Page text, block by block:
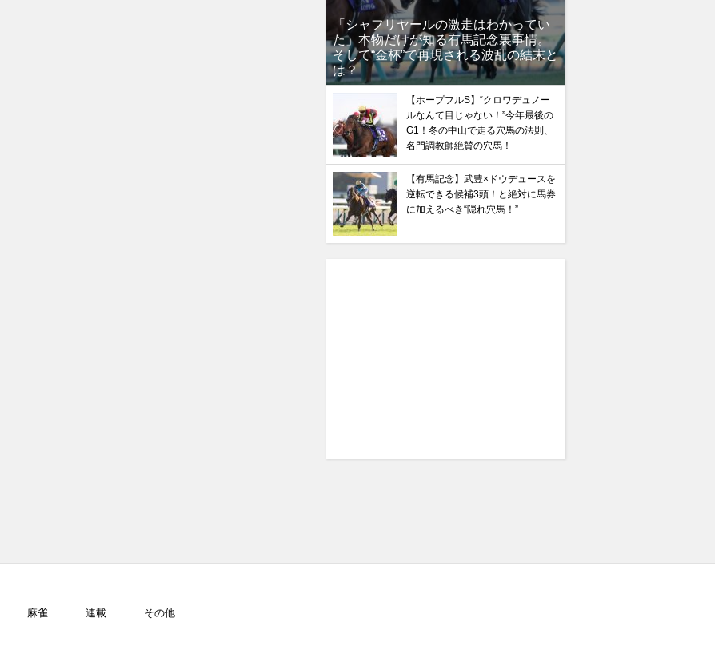
「シャフリヤールの激走はわかってい
た」本物だけが知る有馬記念裏事情。
そして“金杯”で再現される波乱の結末と
は？
【ホープフルS】“クロワデュノー
ルなんて目じゃない！”今年最後の
G1！冬の中山で走る穴馬の法則、
名門調教師絶賛の穴馬！
【有馬記念】武豊×ドウデュースを
逆転できる候補3頭！と絶対に馬券
に加えるべき“隠れ穴馬！”
麻雀 連載 その他